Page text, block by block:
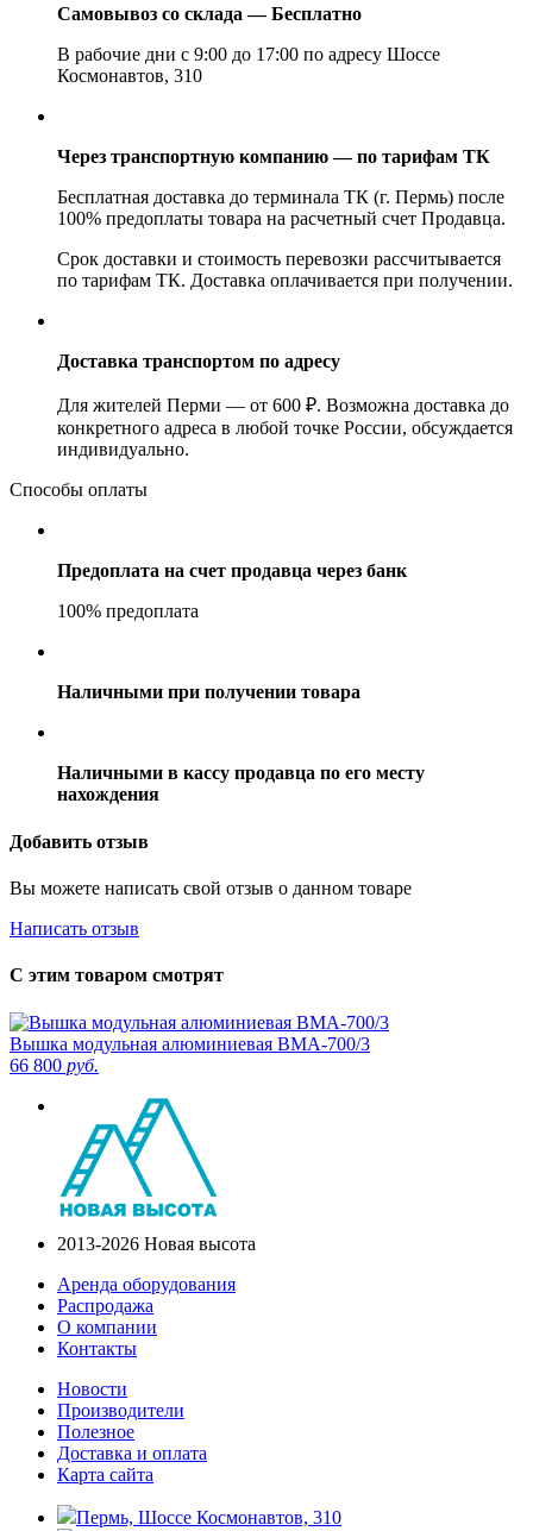
Самовывоз со склада — Бесплатно
В рабочие дни с 9:00 до 17:00 по адресу Шоссе
Космонавтов, 310
Через транспортную компанию — по тарифам ТК
Бесплатная доставка до терминала ТК (г. Пермь) после
100% предоплаты товара на расчетный счет Продавца.
Срок доставки и стоимость перевозки рассчитывается
по тарифам ТК. Доставка оплачивается при получении.
Доставка транспортом по адресу
Для жителей Перми — от 600 ₽. Возможна доставка до
конкретного адреса в любой точке России, обсуждается
индивидуально.
Способы оплаты
Предоплата на счет продавца через банк
100% предоплата
Наличными при получении товара
Наличными в кассу продавца по его месту
нахождения
Добавить отзыв
Вы можете написать свой отзыв о данном товаре
Написать отзыв
С этим товаром смотрят
Вышка модульная алюминиевая ВМА-700/3
66 800 руб.
2013-2026 Новая высота
Аренда оборудования
Распродажа
О компании
Контакты
Новости
Производители
Полезное
Доставка и оплата
Карта сайта
Пермь, Шоссе Космонавтов, 310